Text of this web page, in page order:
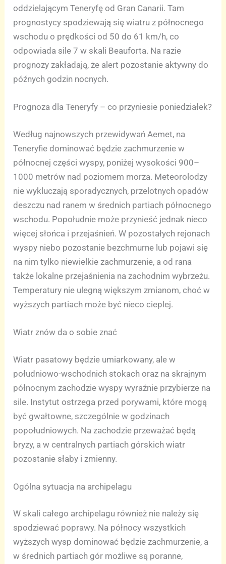
oddzielającym Teneryfę od Gran Canarii. Tam
prognostycy spodziewają się wiatru z północnego
wschodu o prędkości od 50 do 61 km/h, co
odpowiada sile 7 w skali Beauforta. Na razie
prognozy zakładają, że alert pozostanie aktywny do
późnych godzin nocnych.
Prognoza dla Teneryfy – co przyniesie poniedziałek?
Według najnowszych przewidywań Aemet, na
Teneryfie dominować będzie zachmurzenie w
północnej części wyspy, poniżej wysokości 900–
1000 metrów nad poziomem morza. Meteorolodzy
nie wykluczają sporadycznych, przelotnych opadów
deszczu nad ranem w średnich partiach północnego
wschodu. Popołudnie może przynieść jednak nieco
więcej słońca i przejaśnień. W pozostałych rejonach
wyspy niebo pozostanie bezchmurne lub pojawi się
na nim tylko niewielkie zachmurzenie, a od rana
także lokalne przejaśnienia na zachodnim wybrzeżu.
Temperatury nie ulegną większym zmianom, choć w
wyższych partiach może być nieco cieplej.
Wiatr znów da o sobie znać
Wiatr pasatowy będzie umiarkowany, ale w
południowo-wschodnich stokach oraz na skrajnym
północnym zachodzie wyspy wyraźnie przybierze na
sile. Instytut ostrzega przed porywami, które mogą
być gwałtowne, szczególnie w godzinach
popołudniowych. Na zachodzie przeważać będą
bryzy, a w centralnych partiach górskich wiatr
pozostanie słaby i zmienny.
Ogólna sytuacja na archipelagu
W skali całego archipelagu również nie należy się
spodziewać poprawy. Na północy wszystkich
wyższych wysp dominować będzie zachmurzenie, a
w średnich partiach gór możliwe są poranne,